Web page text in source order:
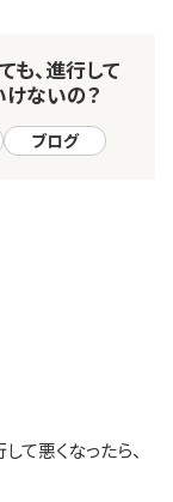
も、進行して
けないの？
ブログ
て悪くなったら、